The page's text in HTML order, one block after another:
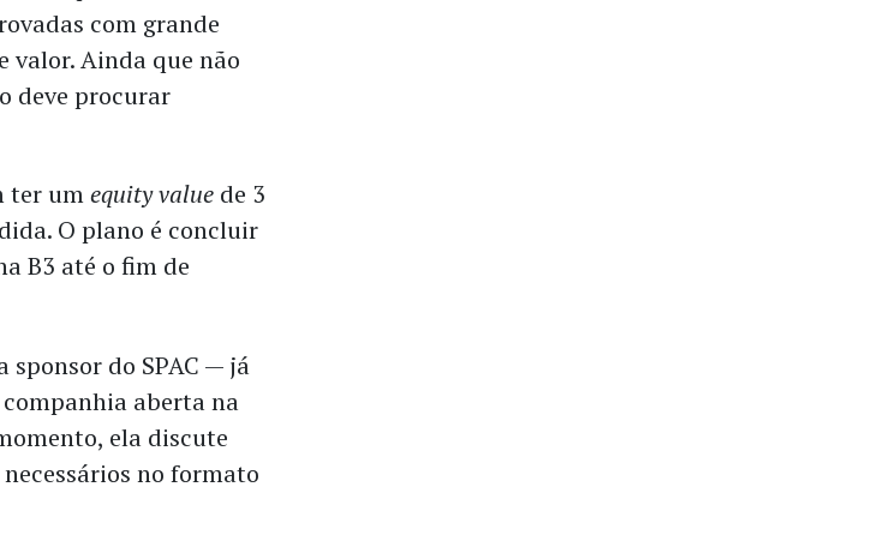
com grande
valor. Ainda que não
deve procurar
ter umequity value de 3
O plano é concluir
B3 até o fim de
do SPAC — já
aberta na
ela discute
no formato